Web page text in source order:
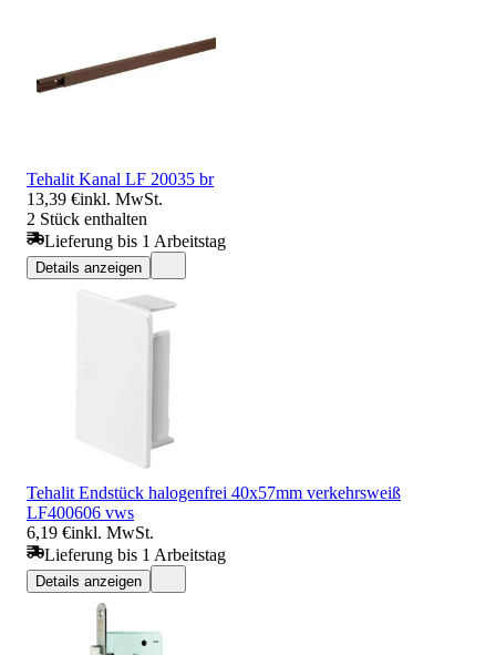
Tehalit Kanal LF 20035 br
13,39 €inkl. MwSt.
2 Stück enthalten
Lieferung bis 1 Arbeitstag
Details anzeigen
Tehalit Endstück halogenfrei 40x57mm verkehrsweiß
LF400606 vws
6,19 €inkl. MwSt.
Lieferung bis 1 Arbeitstag
Details anzeigen